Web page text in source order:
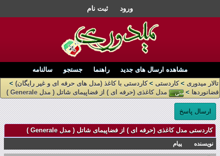
ورود ثبت نام
مشاهده ارسال های جدید راهنما جستجو
سالنامه
تالار میدوری >کاردستی >کاردستی با کاغذ (مدل های حرفه ای و غیر رایگان) >
فضانوردها > مدل کاغذی (حرفه ای ) از فضاپیمای شاتل ( مدل Generale )
ارسال پاسخ
کاردستی مدل کاغذی (حرفه ای ) از فضاپیمای شاتل ( مدل Generale )
نویسنده پیام